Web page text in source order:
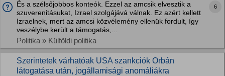
És a szélsőjobbos konteók. Ezzel az amcsik elvesztik a
szuverenitásukat, Izrael szolgájává válnak. Ez azért kellett
Izraelnek, mert az amcsi közvélemény ellenük fordult, így
veszélybe került a támogatás,...
Politika » Külföldi politika
6
Szerintetek várhatóak USA szankciók Orbán
látogatása után, jogállamisági anomáliákra